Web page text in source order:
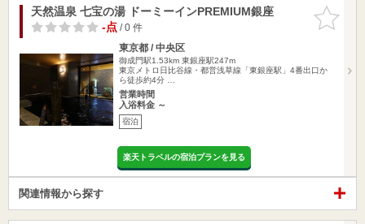
お気に入
りに追加
天然温泉 七宝の湯 ドーミーインPREMIUM銀座
-点/ 0 件
東京都 / 中央区
御成門駅1.53km 東銀座駅247m
東京メトロ日比谷線・都営浅草線「東銀座駅」4番出口か
ら徒歩約4分 …
営業時間
入浴料金 ～
宿泊
楽天トラベルの宿泊プランを見る
関連情報から探す